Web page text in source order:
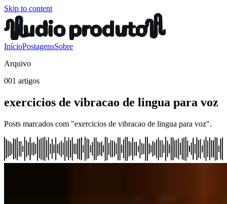
Skip to content
InícioPostagensSobre
Arquivo
001 artigos
exercicios de vibracao de lingua para voz
Posts marcados com "exercicios de vibracao de lingua para voz".